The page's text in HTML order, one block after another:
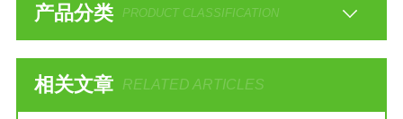
产品分类 PRODUCT CLASSIFICATION
相关文章 RELATED ARTICLES